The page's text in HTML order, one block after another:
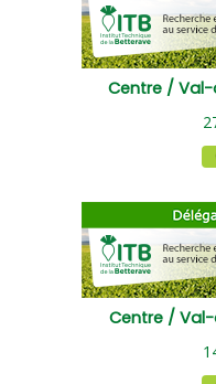
Centre / Val-
Centre / Val-